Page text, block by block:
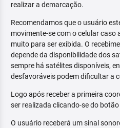
realizar a demarcação.
Recomendamos que o usuário
movimente-se com o celular caso
muito para ser exibida. O
depende da disponibilidade dos
sempre há satélites disponíveis,
desfavoráveis podem dificultar a
Logo após receber a primeira
ser realizada clicando-se do botão
O usuário receberá um sinal